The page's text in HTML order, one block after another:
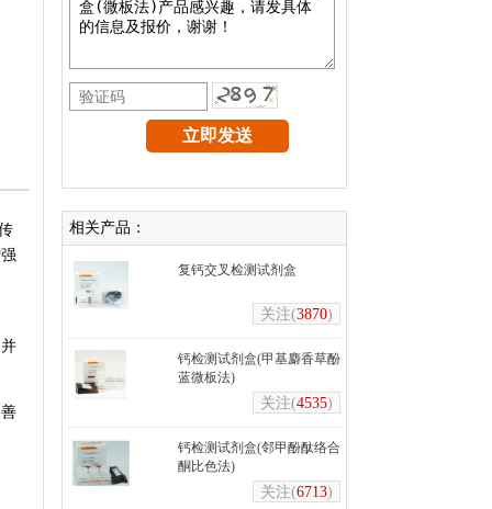
相关产品：
复钙交叉检测试剂盒
关注(3870)
钙检测试剂盒(甲基麝香草酚
蓝微板法)
关注(4535)
钙检测试剂盒(邻甲酚酞络合
酮比色法)
关注(6713)